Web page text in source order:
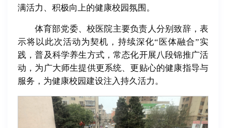
满活力、积极向上的健康校园氛围。
体育部党委、校医院主要负责人分别致辞，表
示将以此次活动为契机，持续深化“医体融合”实
践，普及科学养生方式，常态化开展八段锦推广活
动，为广大师生提供更系统、更贴心的健康指导与
服务，为健康校园建设注入持久活力。